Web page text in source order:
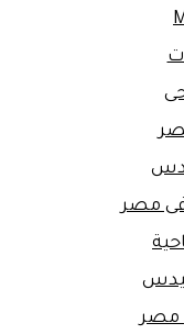
مصر
مصر